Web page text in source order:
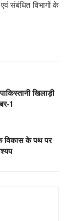
संबंधित विभागों के
खिलाड़ी
1
विकास के पथ पर